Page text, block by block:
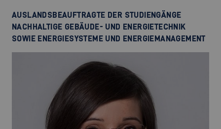
AUSLANDSBEAUFTRAGTE DER STUDIENGÄNGE
NACHHALTIGE GEBÄUDE- UND ENERGIETECHNIK
SOWIE ENERGIESYSTEME UND ENERGIEMANAGEMENT